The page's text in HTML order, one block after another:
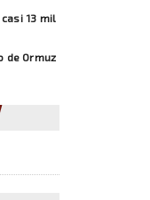
13 mil
de Ormuz